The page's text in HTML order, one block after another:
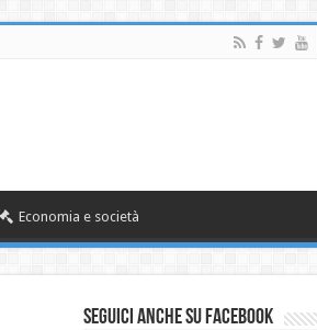
Economia e società
Seguici anche su Facebook